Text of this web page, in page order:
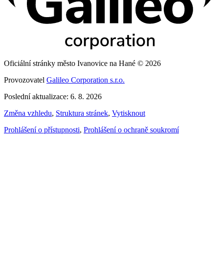
Oficiální stránky město Ivanovice na Hané © 2026
Provozovatel Galileo Corporation s.r.o.
Poslední aktualizace: 6. 8. 2026
Změna vzhledu, Struktura stránek, Vytisknout
Prohlášení o přístupnosti, Prohlášení o ochraně soukromí